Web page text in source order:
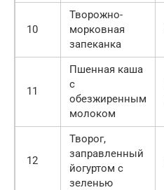
10
Творожно-
морковная
запеканка
11
Пшенная каша
с
обезжиренным
молоком
12
Творог,
заправленный
йогуртом с
зеленью